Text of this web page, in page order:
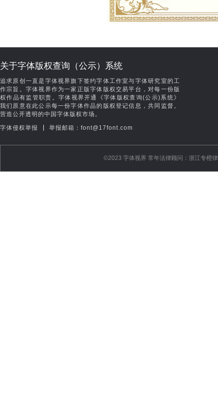
关于字体版权查询（公示）系统
追求原创一直是字体视界旗下签约字体工作室与字体研究室的工
作宗旨。字体视界作为一家正版字体版权交易平台，对每一份版
权作品有监管职责。字体视界开通《字体版权查询(公示)系统》
我们原意在此公示每一份字体作品的版权登记信息，共同监督。
营造公开透明的中国字体版权市场。
字体侵权举报 举报邮箱：font@17font.com
©️2023 字体视界 常年法律顾问：浙江专橙